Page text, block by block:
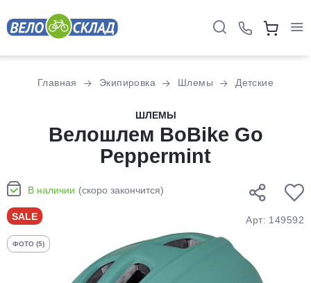
Главная Экипировка Шлемы Детские
ШЛЕМЫ
Велошлем BoBike Go
Peppermint
В наличии (скоро закончится)
SALE
ФОТО (5)
Арт: 149592
оплатуна части
без переплат
График платежей